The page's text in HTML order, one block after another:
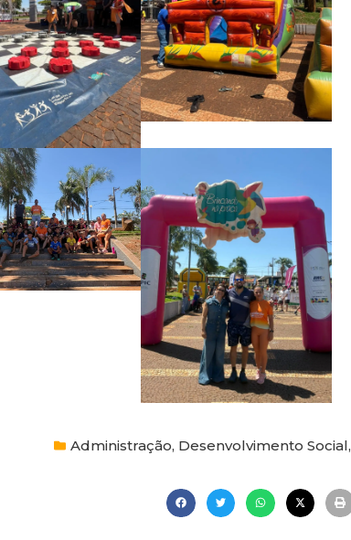
Administração, Desenvolvimento Social,